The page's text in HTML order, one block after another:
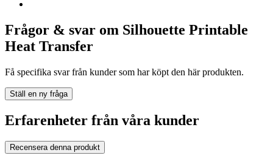
Frågor & svar om Silhouette Printable
Heat Transfer
Få specifika svar från kunder som har köpt den här produkten.
Ställ en ny fråga
Erfarenheter från våra kunder
Recensera denna produkt